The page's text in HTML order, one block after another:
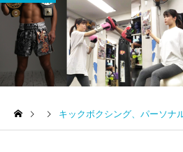
トレーナーとして
パーソナルトレーニ
キックボクシングで本当に
キックボクシング、パーソナル